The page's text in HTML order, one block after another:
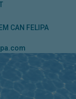
CAN FELIPA